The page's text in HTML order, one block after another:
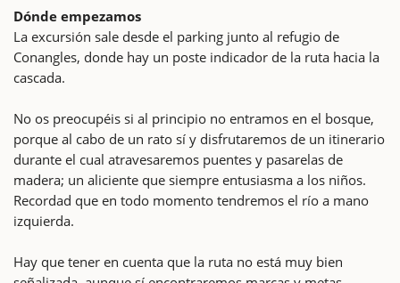
Dónde empezamos
La excursión sale desde el parking junto al refugio de
Conangles, donde hay un poste indicador de la ruta hacia la
cascada.
No os preocupéis si al principio no entramos en el bosque,
porque al cabo de un rato sí y disfrutaremos de un itinerario
durante el cual atravesaremos puentes y pasarelas de
madera; un aliciente que siempre entusiasma a los niños.
Recordad que en todo momento tendremos el río a mano
izquierda.
Hay que tener en cuenta que la ruta no está muy bien